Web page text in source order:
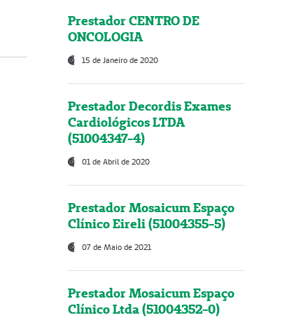
Prestador CENTRO DE
ONCOLOGIA
15 de Janeiro de 2020
Prestador Decordis Exames
Cardiológicos LTDA
(51004347-4)
01 de Abril de 2020
Prestador Mosaicum Espaço
Clínico Eireli (51004355-5)
07 de Maio de 2021
Prestador Mosaicum Espaço
Clínico Ltda (51004352-0)